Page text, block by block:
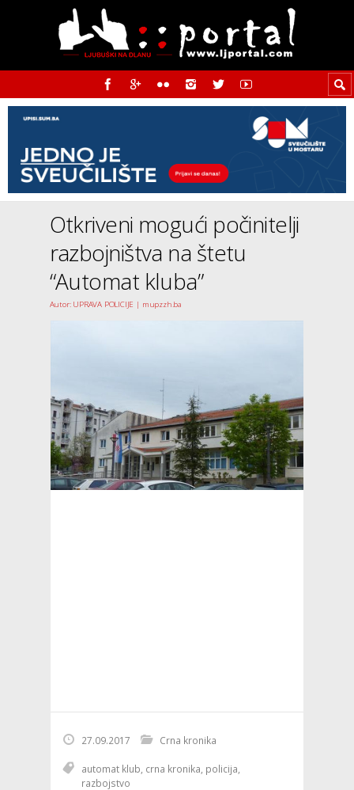
Otkriveni mogući počinitelji
razbojništva na štetu
“Automat kluba”
Autor: UPRAVA POLICIJE | mupzzh.ba
27.09.2017 Crna kronika
automat klub crna kronika policija
razbojstvo